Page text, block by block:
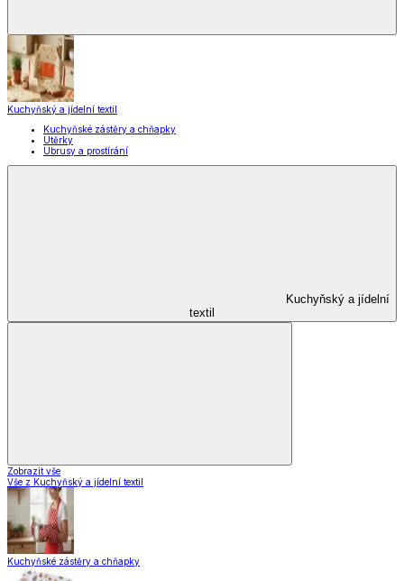
Kuchyňský a jídelní textil
Kuchyňské zástěry a chňapky
Utěrky
Ubrusy a prostírání
Kuchyňský a jídelní
textil
Zobrazit vše
Vše z Kuchyňský a jídelní textil
Kuchyňské zástěry a chňapky